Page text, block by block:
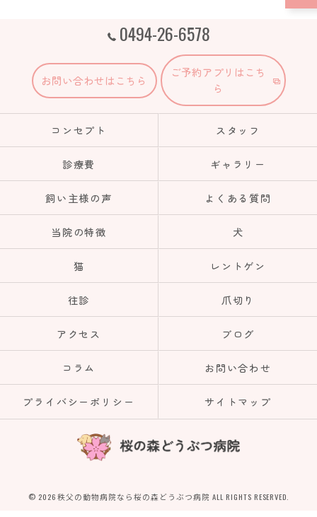
0494-26-6578
お問い合わせはこちら
ご予約アプリはこち
ら
コンセプト スタッフ
診療費 ギャラリー
飼い主様の声 よくある質問
当院の特徴 犬
猫 レントゲン
往診 爪切り
アクセス ブログ
コラム お問い合わせ
プライバシーポリシー サイトマップ
© 2026 秩父の動物病院なら桜の森どうぶつ病院 ALL RIGHTS RESERVED.